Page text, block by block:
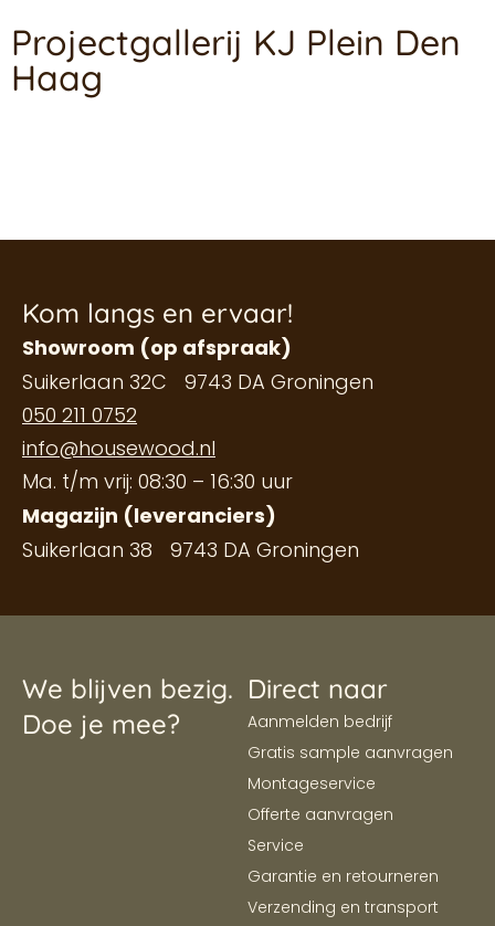
Projectgallerij KJ Plein Den
Haag
Kom langs en ervaar!
Showroom (op afspraak)
Suikerlaan 32C 9743 DA Groningen
050 211 0752
info@housewood.nl
Ma. t/m vrij: 08:30 – 16:30 uur
Magazijn (leveranciers)
Suikerlaan 38 9743 DA Groningen
We blijven bezig.
Doe je mee?
Direct naar
Aanmelden bedrijf
Gratis sample aanvragen
Montageservice
Offerte aanvragen
Service
Garantie en retourneren
Verzending en transport